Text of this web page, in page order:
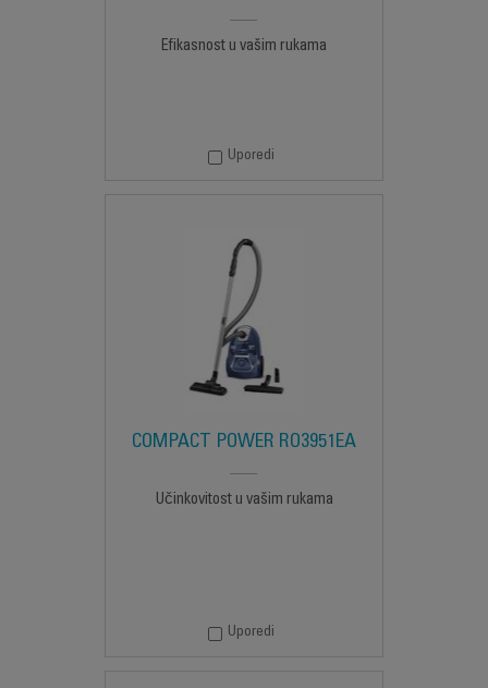
Efikasnost u vašim rukama
Uporedi
COMPACT POWER RO3951EA
Učinkovitost u vašim rukama
Uporedi